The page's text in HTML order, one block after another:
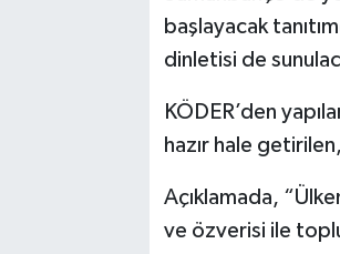
başlayacak
dinletisi de
KÖDER’den
hazır hale
Açıklamada,
ve özverisi ile